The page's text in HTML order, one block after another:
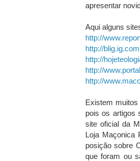
apresentar
Aqui alguns
http://
http://
http://
http://
http://
Existem
pois os artigos
site oficial da
Loja Maçonica
posição sobre
que foram ou